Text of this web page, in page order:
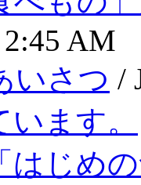
AM
いさつ /
ます。
はじめ